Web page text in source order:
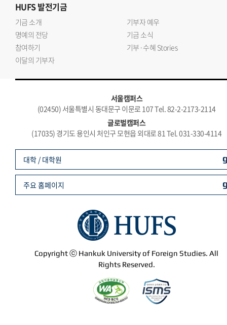
HUFS발전기금
기금 소개
기부자 예우
명예의 전당
기금 소식
참여하기
기부·수혜 Stories
이달의 기부자
서울캠퍼스
(02450) 서울특별시 동대문구 이문로 107 Tel. 82-2-2173-2114
글로벌캠퍼스
(17035) 경기도 용인시 처인구 모현읍 외대로 81 Tel. 031-330-4114
Copyright ⓒ Hankuk University of Foreign Studies. All
Rights Reserved.
대학 / 대학원
주요 홈페이지